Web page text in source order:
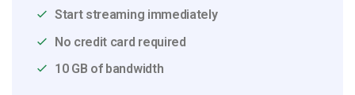
Start streaming immediately
No credit card required
10 GB of bandwidth